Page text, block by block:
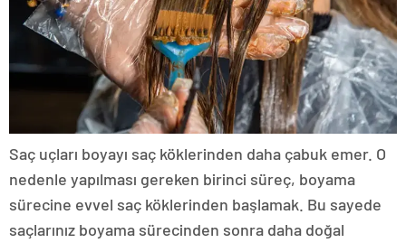
Saç uçları boyayı saç köklerinden daha çabuk emer. O
nedenle yapılması gereken birinci süreç, boyama
sürecine evvel saç köklerinden başlamak. Bu sayede
saçlarınız boyama sürecinden sonra daha doğal